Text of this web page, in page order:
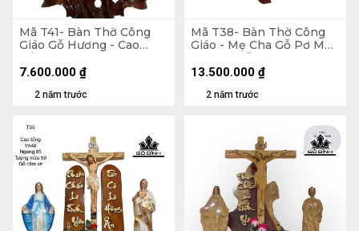
Mã T41- Bàn Thờ Công
Giáo Gỗ Hương - Cao
Tổng 150 Ngang 80
Tượng Màu 50 (cm)
2 năm trước
7.600.000 ₫
Mã T38- Bàn Thờ Công
Giáo - Mẹ Cha Gỗ Pơ Mu
50 - Đế Gỗ Hương- Cao
Tổng 140 Ngang 80 -
Chúa Gỗ Trai 80 (cm)
2 năm trước
13.500.000 ₫